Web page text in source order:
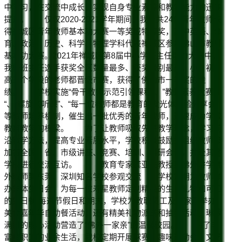
中学习，在交流中成长，实现自身专业素养和教学能力的迅速
提升。 仅仅2020-2021学年期间，我校共24位青年教师获
得禅城区青年教师基本功大赛一等奖或特等奖，其中英语、体
育、政治、历史、科学、物理学科代表禅城区参加佛山市教师
基本功大赛。2021年禅城区第8届中小学班主任能力大赛中，
我校班主任选手获奖全区数量最多、获奖级别最高，小、初、
高三个学段的老师都晋级市赛，获得了佛山市一等奖的佳
绩。 学校实施“骨干教师示范引领课程“、”教师素养大赛
“、“螺旋式听课”、“每一位教师都是教育的发光体经验分享会”
等教师培养机制，催生出一批优秀的青年教师，迅速成为学校
教育教学的栋梁。 为了让教师吸取先进教学理念，学习前
沿教学方法，提高专业素质水平，学校积极鼓励并组织教师参
加各全国、省、市级讲座、竞赛、培训、科研会议，并赴其他
学校进行交流互访。 教育专家龚亚夫教授到佛外讲学佛
外教师到东莞、深圳知名学校参观交流 学校定期为教师举
办集体生日会，为每一位寿星教师定制精美的生日礼物和可口
的生日餐;每逢节假日和期末，学校为教职员工及其家属举办
美食嘉年华自助餐活动，还有精美礼物派送和抽奖活动。琳琅
满目的暖心活动营造了“佛外一家亲”的温馨校园。 为了丰
富教职工的业余生活，我校定期开展球赛、趣味运动会、文艺